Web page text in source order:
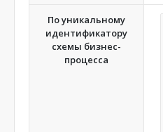
По уникальному
идентификатору
схемы бизнес-
процесса